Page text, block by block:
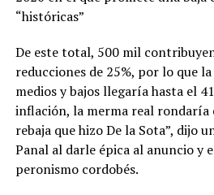
“históricas”
De este total, 500 mil
reducciones de 25%, por lo que
medios y bajos llegaría hasta el
inflación, la merma real rondaría
rebaja que hizo De la Sota”, dijo
Panal al darle épica al anuncio y
peronismo cordobés.